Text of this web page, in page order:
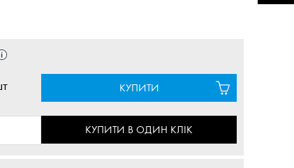
КУПИТИ
КУПИТИ В ОДИН КЛІК